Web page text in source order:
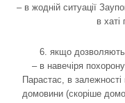
– в жодній ситуації
в хаті
6. якщо
– в навечіря
Парастас, в
домовини (скоріше